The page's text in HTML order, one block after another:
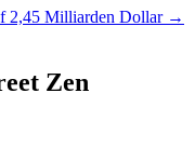
2,45 Milliarden Dollar →
Zen